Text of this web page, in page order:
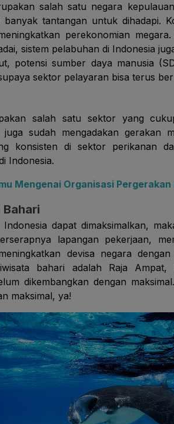
salah satu negara
banyak tantangan untuk dihadapi.
perekonomian
sistem pelabuhan di Indonesia
potensi sumber daya manusia
sektor pelayaran bisa terus
salah satu sektor yang
juga sudah mengadakan gerakan
konsisten di sektor perikanan
Indonesia.
Mengenai Organisasi Pergerakan
dapat dimaksimalkan,
lapangan pekerjaan,
devisa negara
bahari adalah Raja
dikembangkan dengan
maksimal, ya!